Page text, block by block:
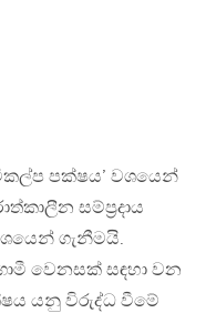
පක්ෂය’ වශයෙන්
සම්ප‍්‍රදාය
ගැනීමයි.
වෙනසක් සඳහා වන
යනු විරුද්ධ වීමේ